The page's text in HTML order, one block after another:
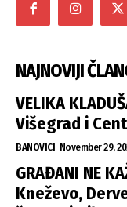
NAJNOVIJI
VELIKA
Višegrad i
BANOVICI November 29,
GRAĐANI NE
Kneževo,